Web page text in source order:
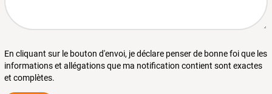
En cliquant sur le bouton d'envoi, je déclare penser de bonne foi que les
informations et allégations que ma notification contient sont exactes
et complètes.